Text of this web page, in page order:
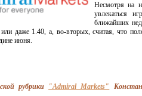
Несмотря на
увлекаться
ближайших
даже 1.40, а, во-вторых, считая, что
июня.
рубрики "Admiral Markets"